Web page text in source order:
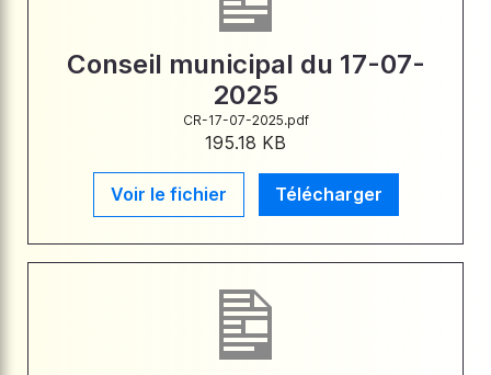
Conseil municipal du 17-07-
2025
CR-17-07-2025.pdf
195.18 KB
Voir le fichier Télécharger